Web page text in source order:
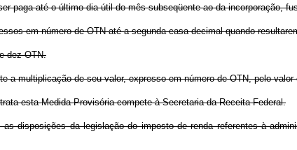
paga até o último dia útil do mês subseqüente ao da incorporação,
em número de OTN até a segunda casa decimal quando
dez OTN.
a multiplicação de seu valor, expresso em número de OTN, pelo
esta Medida Provisória compete à Secretaria da Receita Federal.
disposições da legislação do imposto de renda referentes à